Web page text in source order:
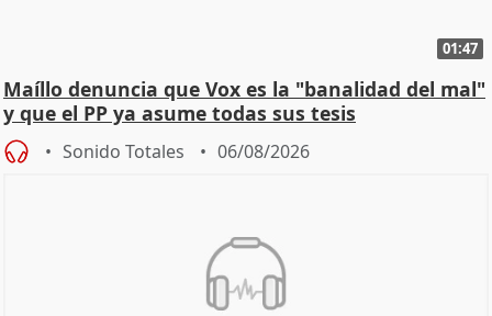
01:47
Maíllo denuncia que Vox es la "banalidad del mal"
y que el PP ya asume todas sus tesis
Sonido Totales 06/08/2026